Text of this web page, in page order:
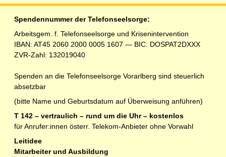
Spendennummer der Telefonseelsorge:
Arbeitsgem. f. Telefonseelsorge und Krisenintervention
IBAN: AT45 2060 2000 0005 1607 — BIC: DOSPAT2DXXX
ZVR-Zahl: 132019040
Spenden an die Telefonseelsorge Vorarlberg sind steuerlich
absetzbar
(bitte Name und Geburtsdatum auf Überweisung anführen)
T 142 – vertraulich – rund um die Uhr – kostenlos
für Anrufer:innen österr. Telekom-Anbieter ohne Vorwahl
Leitidee
Mitarbeiter und Ausbildung